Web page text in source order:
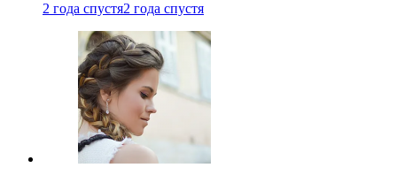
2 года спустя2 года спустя